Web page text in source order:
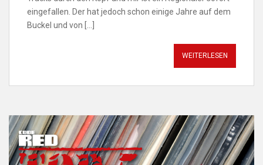
eingefallen. Der hat jedoch schon einige Jahre auf dem
Buckel und von […]
WEITERLESEN